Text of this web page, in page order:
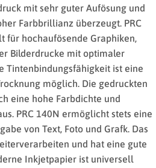
mit sehr guter Aufösung und
Farbbrillianz überzeugt. PRC
für hochaufösende Graphiken,
Bilderdrucke mit optimaler
Tintenbindungsfähigkeit ist eine
möglich. Die gedruckten
eine hohe Farbdichte und
PRC 140N ermöglicht stets eine
von Text, Foto und Grafk. Das
und hat eine gute
Inkjetpapier ist universell